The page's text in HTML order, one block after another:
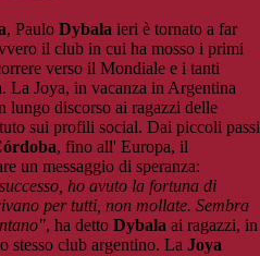
, Paulo Dybala ieri è tornato a far
il club in cui ha mosso i primi
verso il Mondiale e i tanti
. La Joya, in vacanza in Argentina
lungo discorso ai ragazzi delle
sui profili social. Dai piccoli passi
, fino all' Europa, il
un messaggio di speranza:
ho avuto la fortuna di
per tutti, non mollate. Sembra
, ha detto Dybala ai ragazzi, in
stesso club argentino. La Joya